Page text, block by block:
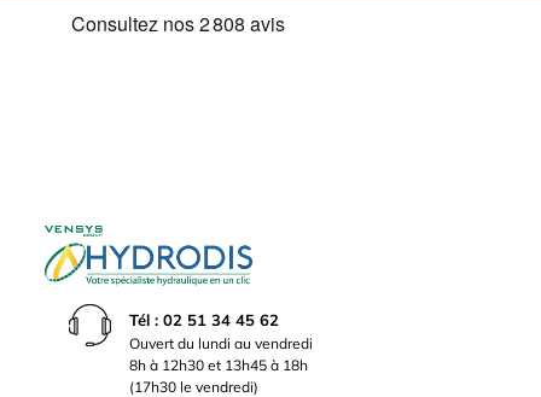
Tél : 02 51 34 45 62
Ouvert du lundi au vendredi
8h à 12h30 et 13h45 à 18h
(17h30 le vendredi)